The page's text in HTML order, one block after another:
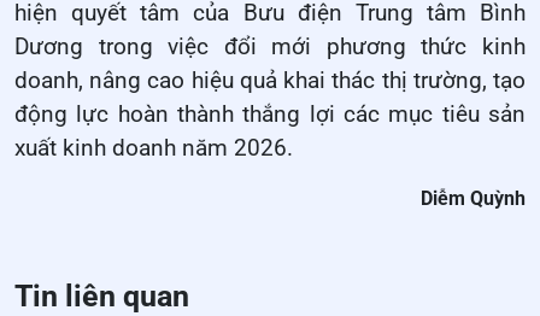
hiện quyết tâm của Bưu điện Trung tâm Bình
Dương trong việc đổi mới phương thức kinh
doanh, nâng cao hiệu quả khai thác thị trường, tạo
động lực hoàn thành thắng lợi các mục tiêu sản
xuất kinh doanh năm 2026.
Diễm Quỳnh
Tin liên quan